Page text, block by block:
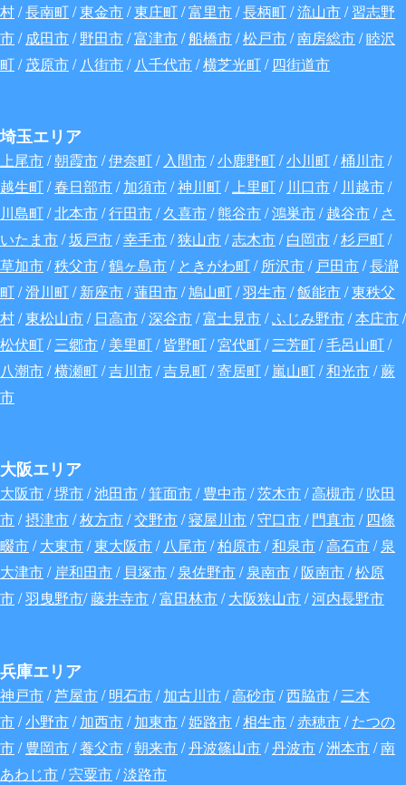
村/長南町/東金市/東庄町/富里市/長柄町/流山市/習志野
市/成田市/野田市/富津市/船橋市/松戸市/南房総市/睦沢
町/茂原市/ 八街市/ 八千代市/横芝光町/ 四街道市
埼玉エリア
上尾市/朝霞市/伊奈町/ 入間市/小鹿野町/小川町/桶川市/
越生町/春日部市/加須市/神川町/上里町/ 川口市/ 川越市/
川島町/北本市/行田市/久喜市/熊谷市/鴻巣市/越谷市/ さ
いたま市/坂戸市/幸手市/狭山市/志木市/白岡市/杉戸町/
草加市/秩父市/鶴ヶ島市/ ときがわ町/所沢市/ 戸田市/長瀞
町/滑川町/新座市/蓮田市/鳩山町/羽生市/飯能市/東秩父
村/東松山市/ 日高市/深谷市/富士見市/ふじみ野市/本庄市/
松伏町/三郷市/美里町/皆野町/宮代町/三芳町/毛呂山町/
八潮市/横瀬町/吉川市/吉見町/寄居町/嵐山町/和光市/蕨
市
大阪エリア
大阪市/堺市/池田市/箕面市/豊中市/茨木市/高槻市/吹田
市/摂津市/枚方市/交野市/寝屋川市/守口市/門真市/ 四條
畷市/大東市/東大阪市/ 八尾市/柏原市/和泉市/高石市/泉
大津市/ 岸和田市/ 貝塚市/泉佐野市/泉南市/阪南市/松原
市/羽曳野市/藤井寺市/富田林市/大阪狭山市/河内長野市
兵庫エリア
神戸市/芦屋市/明石市/加古川市/高砂市/西脇市/三木
市/小野市/加西市/加東市/姫路市/相生市/赤穂市/たつの
市/豊岡市/養父市/朝来市/丹波篠山市/丹波市/洲本市/南
あわじ市/宍粟市/淡路市